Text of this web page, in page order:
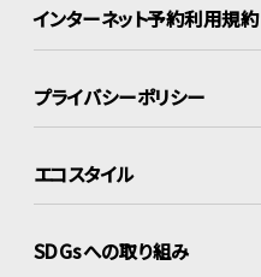
インターネット予約利用規約
プライバシーポリシー
エコスタイル
SDGsへの取り組み